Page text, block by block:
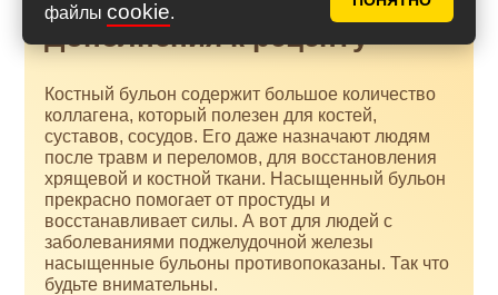
файлы cookie.
Дополнения к рецепту
Костный бульон содержит большое количество
коллагена, который полезен для костей,
суставов, сосудов. Его даже назначают людям
после травм и переломов, для восстановления
хрящевой и костной ткани. Насыщенный бульон
прекрасно помогает от простуды и
восстанавливает силы. А вот для людей с
заболеваниями поджелудочной железы
насыщенные бульоны противопоказаны. Так что
будьте внимательны.